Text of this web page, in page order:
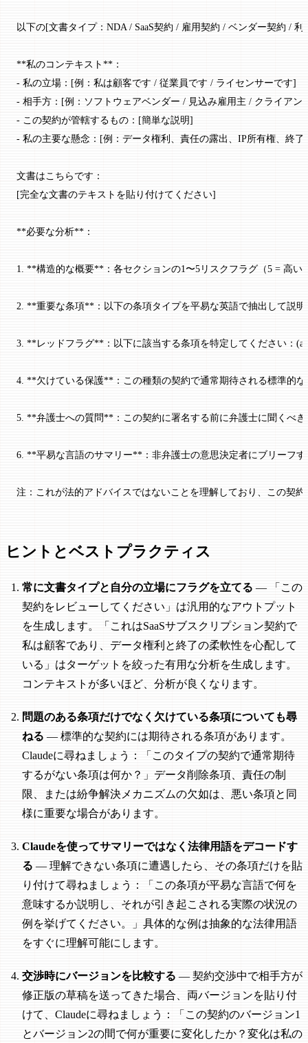
以下の[文書タイプ：NDA / SaaS契約 / 雇用契約 / ベンダー契約 /
**私のコンテキスト**：
- 私の立場：[例：私は顧客です / 従業員です / ライセンサーです]
- 相手方：[例：ソフトウェアベンダー / 見込み雇用主 / クライアン
- この契約が管轄するもの：[簡単な説明]
- 私の主要な懸念：[例：データ権利、責任の露出、IP所有権、終了
文書はこちらです：
[完全な文書のテキストを貼り付けてください]
**必要な分析**：
1. **構造的な概要**：各セクションの1〜5リスクフラグ（5 = 高
2. **重要な条項**：以下の条項タイプを平易な英語で抽出して説
3. **レッドフラグ**：以下に該当する条項を特定してください：
4. **欠けている保護**：この種類の契約で通常期待される標準的
5. **弁護士への質問**：この契約に署名する前に弁護士に聞くべ
6. **平易な言語のサマリー**：非弁護士の意思決定者にブリーフ
注：これが法的アドバイスではないことを理解しており、この契
ヒントとベストプラクティス
常に文書タイプと自分の立場にフラグを立てる — 「この
契約をレビューしてください」は汎用的なアウトプット
を生成します。「これはSaaSサブスクリプション契約で
私は顧客であり、データ権利と終了の柔軟性を心配して
いる」はターゲットを絞った有用な分析を生成します。
コンテキストが多いほど、分析が良くなります。
問題のある条項だけでなく欠けている条項についても尋
ねる — 標準的な契約には期待される条項があります。
Claudeに尋ねましょう：「このタイプの契約で通常期待
するがない条項は何か？」データ削除条項、責任の制
限、または紛争解決メカニズムの欠如は、悪い条項と同
様に重要な場合があります。
Claudeを使ってサマリーではなく法律用語をデコードす
る — 理解できない条項に遭遇したら、その条項だけを貼
り付けて尋ねましょう：「この条項が平易な言語で何を
意味するか説明し、それが引き起こされる実際の状況の
例を挙げてください。」具体的な例は抽象的な法律用語
をすぐに理解可能にします。
交渉時にバージョンを比較する — 契約交渉中で相手方が
修正版の草稿を送ってきた場合、両バージョンを貼り付
けて、Claudeに尋ねましょう：「この契約のバージョン1
とバージョン2の間で何が重要に変化したか？変化は私の